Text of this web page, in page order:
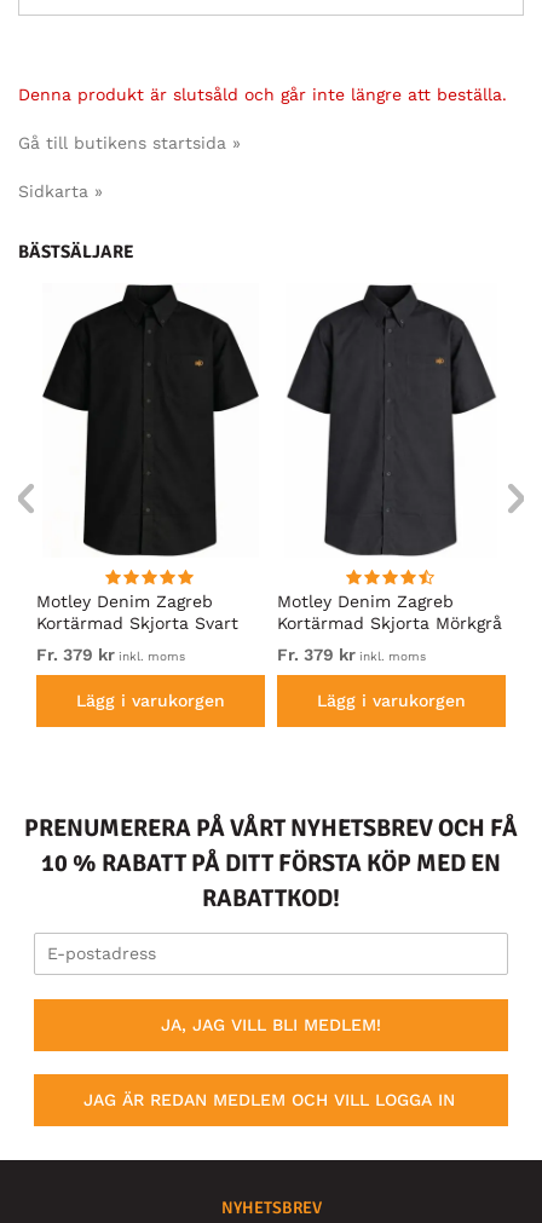
Denna produkt är slutsåld och går inte längre att beställa.
Gå till butikens startsida »
Sidkarta »
BÄSTSÄLJARE
Motley Denim Zagreb
Kortärmad Skjorta Svart
Fr. 379 kr inkl. moms
Lägg i varukorgen
Motley Denim Zagreb
Kortärmad Skjorta Mörkgrå
Fr. 379 kr inkl. moms
Lägg i varukorgen
PRENUMERERA PÅ VÅRT NYHETSBREV OCH FÅ
10 % RABATT PÅ DITT FÖRSTA KÖP MED EN
RABATTKOD!
JA, JAG VILL BLI MEDLEM!
JAG ÄR REDAN MEDLEM OCH VILL LOGGA IN
NYHETSBREV